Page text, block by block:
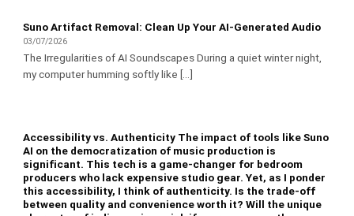
Suno Artifact Removal: Clean Up Your AI-Generated Audio
03/07/2026
The Irregularities of AI Soundscapes During a quiet winter night,
my computer humming softly like [...]
Accessibility vs. Authenticity The impact of tools like Suno
AI on the democratization of music production is
significant. This tech is a game-changer for bedroom
producers who lack expensive studio gear. Yet, as I ponder
this accessibility, I think of authenticity. Is the trade-off
between quality and convenience worth it? Will the unique